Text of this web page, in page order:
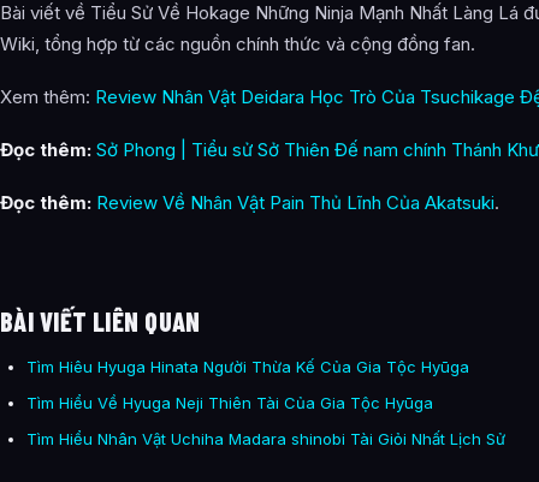
Bài viết về Tiểu Sử Về Hokage Những Ninja Mạnh Nhất Làng Lá
Wiki, tổng hợp từ các nguồn chính thức và cộng đồng fan.
Xem thêm: Review Nhân Vật Deidara Học Trò Của Tsuchikage
Đọc thêm: Sở Phong | Tiểu sử Sở Thiên Đế nam chính Thánh Khư
Đọc thêm: Review Về Nhân Vật Pain Thủ Lĩnh Của Akatsuki.
BÀI VIẾT LIÊN QUAN
Tìm Hiêu Hyuga Hinata Người Thừa Kế Của Gia Tộc Hyūga
Tìm Hiểu Về Hyuga Neji Thiên Tài Của Gia Tộc Hyūga
Tìm Hiểu Nhân Vật Uchiha Madara shinobi Tài Giỏi Nhất Lịch Sử